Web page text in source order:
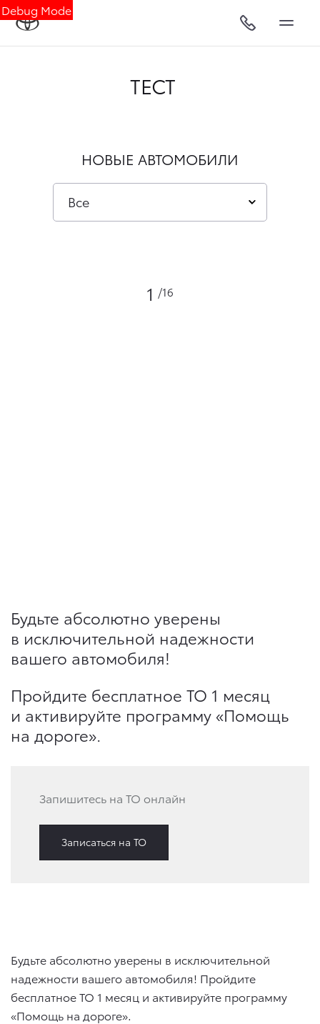
Debug Mode
ТЕСТ
НОВЫЕ АВТОМОБИЛИ
Все
1 /16
Будьте абсолютно уверены
в исключительной надежности
вашего автомобиля!
Пройдите бесплатное ТО 1 месяц
и активируйте программу «Помощь
на дороге».
Запишитесь на ТО онлайн
Записаться на ТО
Будьте абсолютно уверены в исключительной
надежности вашего автомобиля! Пройдите
бесплатное ТО 1 месяц и активируйте программу
«Помощь на дороге».